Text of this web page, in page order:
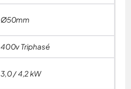
Ø50mm
400v Triphasé
3,0 / 4,2 kW